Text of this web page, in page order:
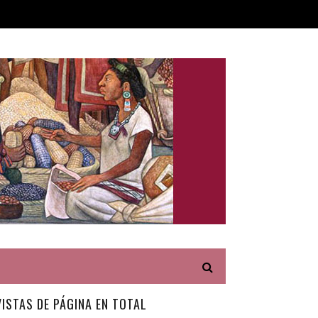
DE PÁGINA EN TOTAL